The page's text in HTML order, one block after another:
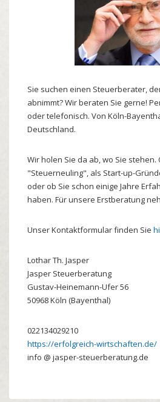
Sie suchen einen Steuerberater,
abnimmt? Wir beraten Sie gerne!
oder telefonisch. Von Köln-
Deutschland.
Wir holen Sie da ab, wo Sie stehen.
"Steuerneuling", als Start-up-
oder ob Sie schon einige Jahre
haben. Für unsere Erstberatung
Unser Kontaktformular finden Sie
LotharTh. Jasper
Jasper Steuerberatung
Gustav-Heinemann-Ufer 56
50968Köln (Bayenthal)
022134029210
https://erfolgreich-wirtschaften.de/
info @ jasper-steuerberatung.de